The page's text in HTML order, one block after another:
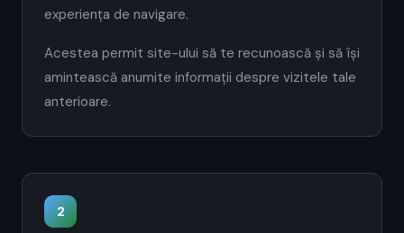
experiența de navigare.
Acestea permit site-ului să te recunoască și să își
amintească anumite informații despre vizitele tale
anterioare.
2